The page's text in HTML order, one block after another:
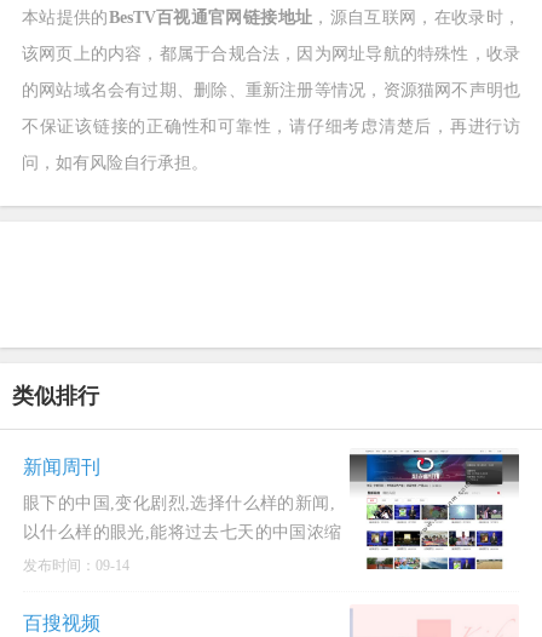
本站提供的BesTV百视通官网链接地址 ，源自互联网，在收录时，
该网页上的内容，都属于合规合法，因为网址导航的特殊性，收录
的网站域名会有过期、删除、重新注册等情况，资源猫网不声明也
不保证该链接的正确性和可靠性，请仔细考虑清楚后，再进行访
问，如有风险自行承担。
类似排行
新闻周刊
眼下的中国,变化剧烈,选择什么样的新闻,
以什么样的眼光,能将过去七天的中国浓缩
在一本45分钟的电视新闻杂志里,是新闻周
发布时间：09-14
百搜视频